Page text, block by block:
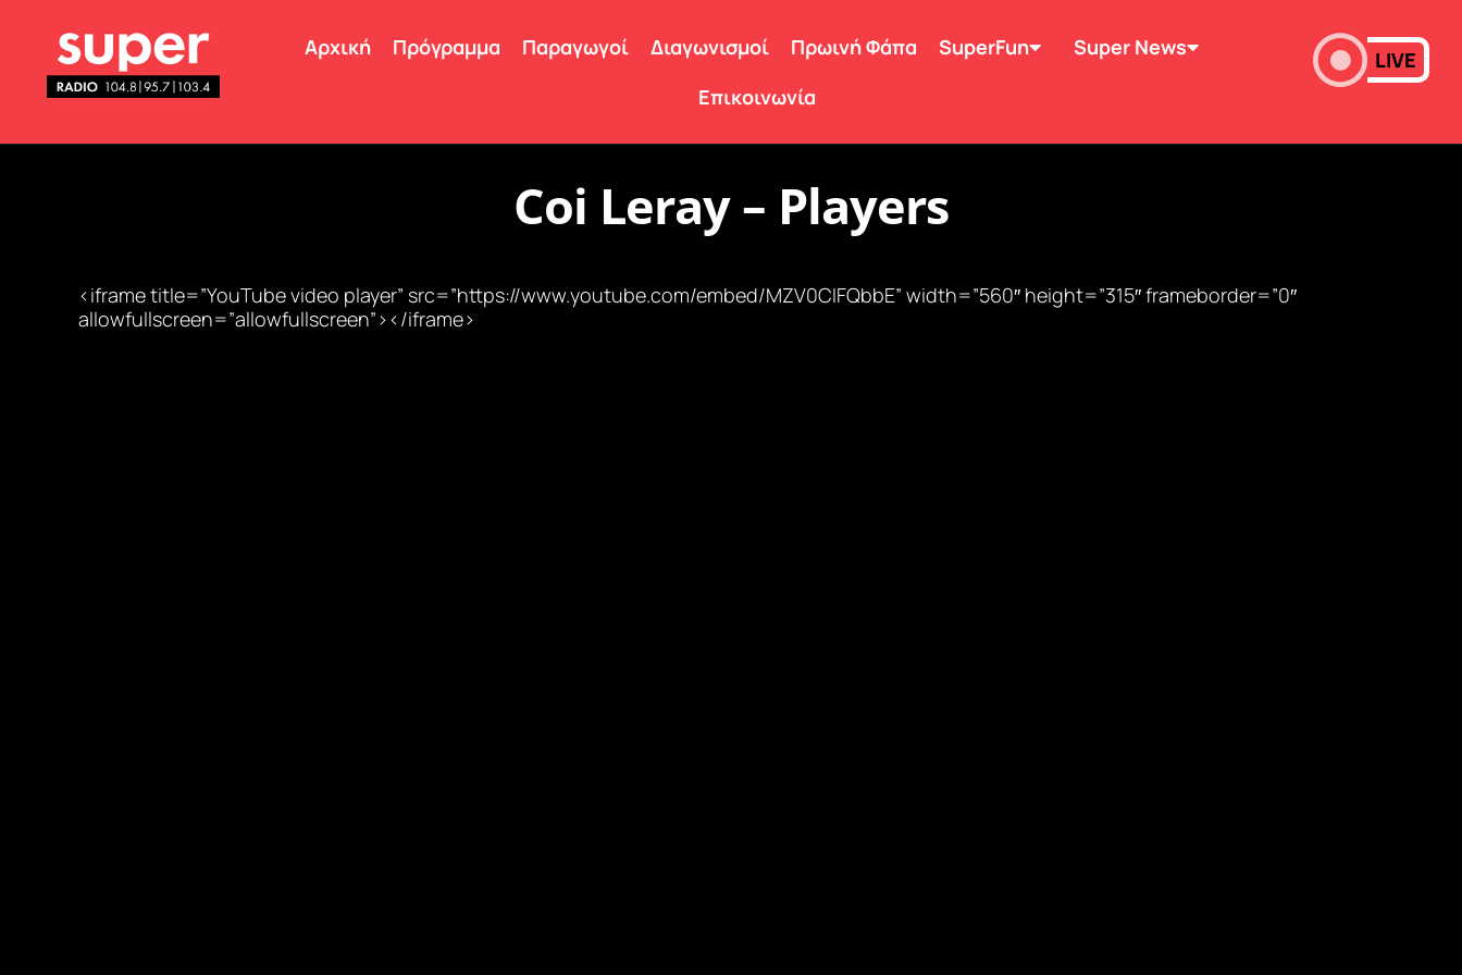
Αρχική Πρόγραμμα Παραγωγοί Διαγωνισμοί Πρωινή Φάπα SuperFun
Super News
Επικοινωνία
LIVE
Coi Leray – Players
<iframe title=”YouTube video player” src=”https://www.youtube.com/embed/MZV0CIFQbbE” width=”560″ height=”315″ frameborder=”0″
allowfullscreen=”allowfullscreen”></iframe>